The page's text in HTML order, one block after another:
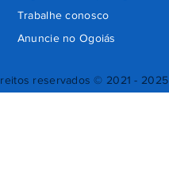
reservados © 2021 - 2025
Trabalhe conosco
Anuncie no Ogoiás